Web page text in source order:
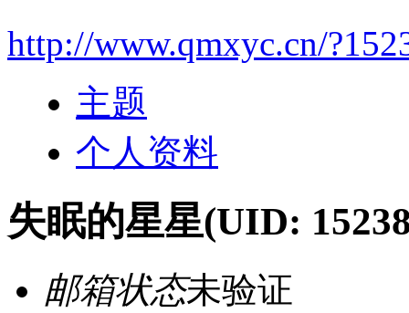
http://www.qmxyc.cn/
主题
个人资料
失眠的星星(UID:
邮箱状态未验证